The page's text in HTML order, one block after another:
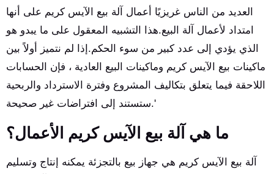
العديد من الناس غريزيًا أعمال آلة بيع الآيس كريم على أنها
امتداد لأعمال آلة البيع.هذا التشبيه المعقول على ما يبدو هو
الذي يؤدي إلى عدد كبير من سوء الحكم.إذا لم نتميز أولاً بين
ماكينات بيع الآيس كريم وماكينات البيع العادية ، فإن الحسابات
اللاحقة فيما يتعلق بتكاليف المشروع وفترة الاسترداد والربحية
ستستند إلى افتراضات غير صحيحة.'
ما هي آلة بيع الآيس كريم الأعمال؟
آلة بيع الآيس كريم هي جهاز بيع بالتجزئة يمكنه إنتاج وتسليم